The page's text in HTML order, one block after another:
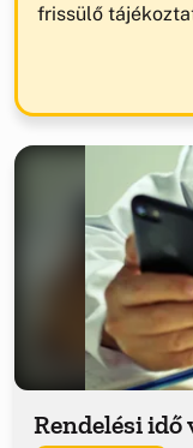
frissülő
Rendelési idő